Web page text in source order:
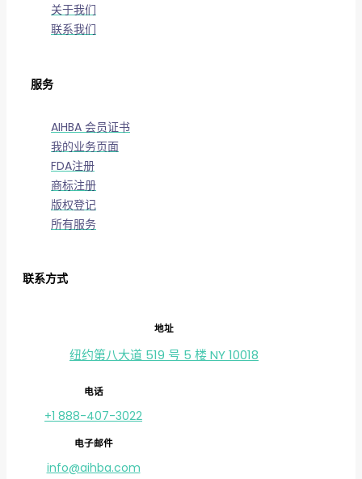
关于我们
联系我们
服务
AIHBA 会员证书
我的业务页面
FDA注册
商标注册
版权登记
所有服务
联系方式
地址
纽约第八大道 519 号 5 楼 NY 10018
电话
+1 888-407-3022
电子邮件
info@aihba.com